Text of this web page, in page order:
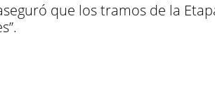
que los tramos de la